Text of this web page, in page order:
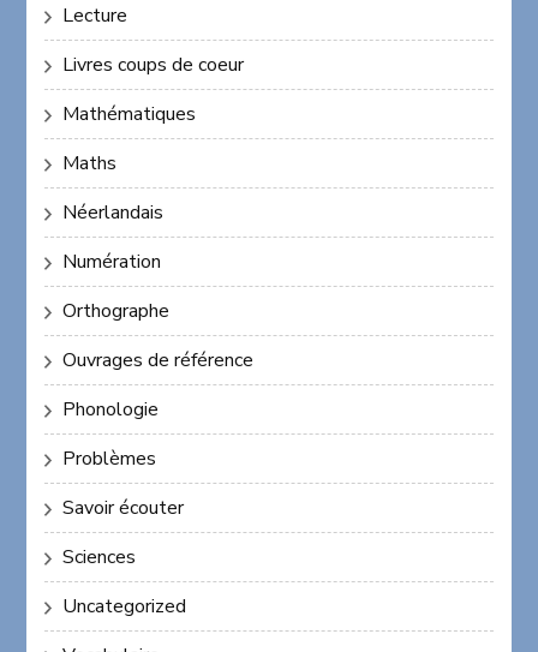
Lecture
Livres coups de coeur
Mathématiques
Maths
Néerlandais
Numération
Orthographe
Ouvrages de référence
Phonologie
Problèmes
Savoir écouter
Sciences
Uncategorized